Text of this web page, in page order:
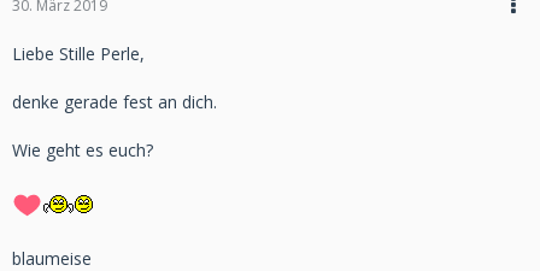
30. März 2019
Liebe Stille Perle,
denke gerade fest an dich.
Wie geht es euch?
blaumeise